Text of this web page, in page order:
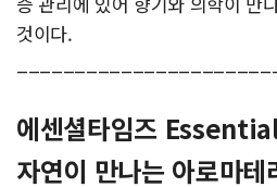
것이다.
에센셜타임즈
자연이 만나는 아로마